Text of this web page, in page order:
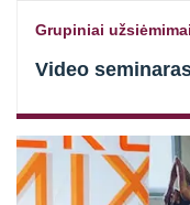
Grupiniai užsiėmimai
Video